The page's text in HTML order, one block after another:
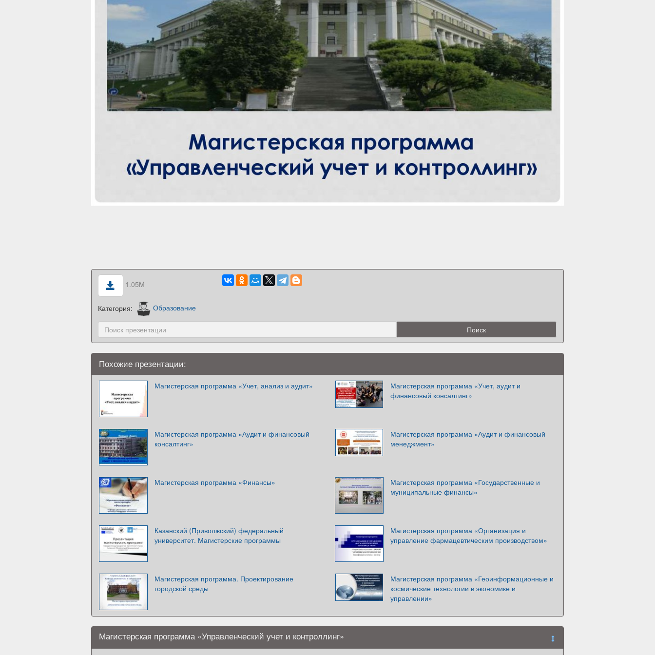
1.05M
Категория: Образование
Похожие презентации:
Магистерская программа «Учет, анализ и аудит»
Магистерская программа «Учет, аудит и
финансовый консалтинг»
Магистерская программа «Аудит и финансовый
консалтинг»
Магистерская программа «Аудит и финансовый
менеджмент»
Магистерская программа «Финансы»
Магистерская программа «Государственные и
муниципальные финансы»
Казанский (Приволжский) федеральный
университет. Магистерские программы
Магистерская программа «Организация и
управление фармацевтическим производством»
Магистерская программа. Проектирование
городской среды
Магистерская программа «Геоинформационные и
космические технологии в экономике и
управлении»
Магистерская программа «Управленческий учет и контроллинг»